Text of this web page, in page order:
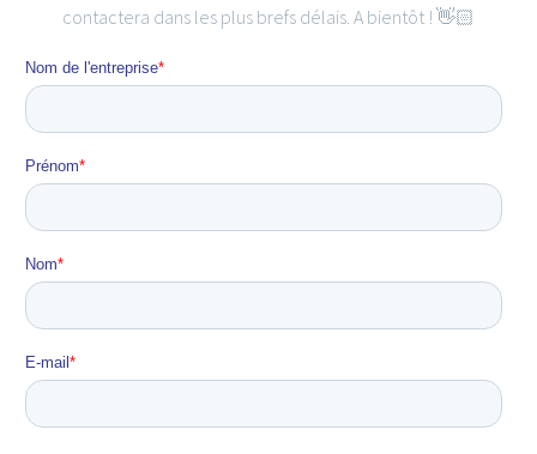
contactera dans les plus brefs délais. A bientôt ! 👋🏻